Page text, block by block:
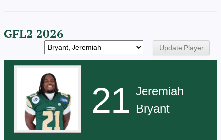
GFL2 2026
21 Jeremiah
Bryant